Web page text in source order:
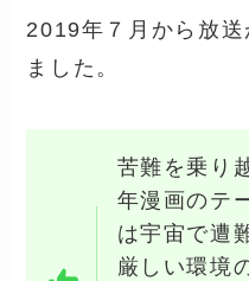
2019年７月から放
ました。
苦難を乗り
年漫画のテ
は宇宙で遭
厳しい環境